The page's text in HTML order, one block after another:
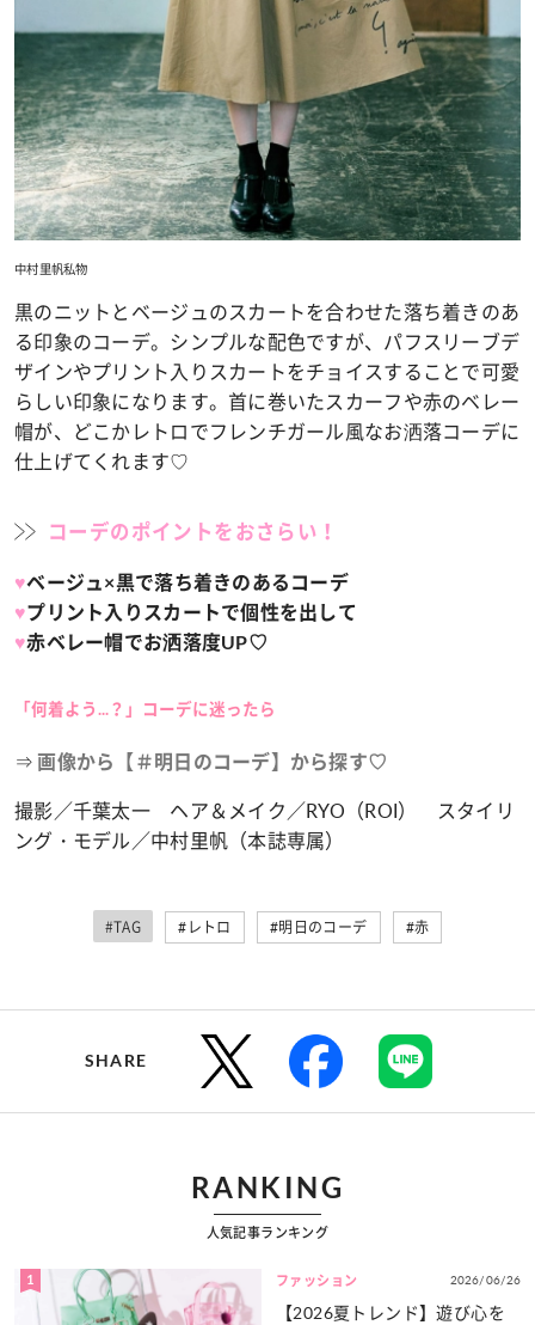
中村里帆私物
黒のニットとベージュのスカートを合わせた落ち着きのあ
る印象のコーデ。シンプルな配色ですが、パフスリーブデ
ザインやプリント入りスカートをチョイスすることで可愛
らしい印象になります。首に巻いたスカーフや赤のベレー
帽が、どこかレトロでフレンチガール風なお洒落コーデに
仕上げてくれます♡
コーデのポイントをおさらい！
♥ベージュ×黒で落ち着きのあるコーデ
♥プリント入りスカートで個性を出して
♥赤ベレー帽でお洒落度UP♡
「何着よう...？」コーデに迷ったら
⇒ 画像から【＃明日のコーデ】から探す♡
撮影／千葉太一 ヘア＆メイク／RYO（ROI） スタイリ
ング・モデル／中村里帆（本誌専属）
#TAG #レトロ #明日のコーデ #赤
SHARE
RANKING
人気記事ランキング
1 ファッション 2026/06/26
【2026夏トレンド】遊び心を